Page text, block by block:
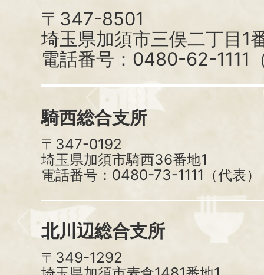
〒347-8501
埼玉県加須市三俣二丁目1
電話番号：0480-62-1111
騎西総合支所
〒347-0192
埼玉県加須市騎西36番地1
電話番号：0480-73-1111（代表）
北川辺総合支所
〒349-1292